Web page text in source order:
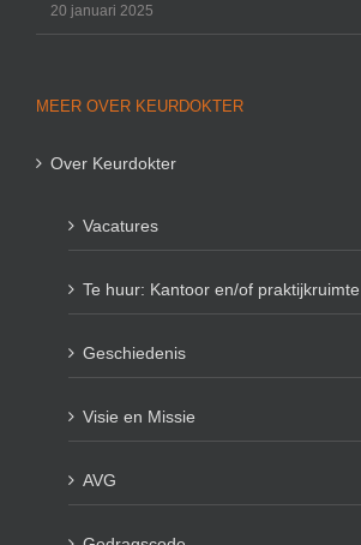
20 januari 2025
MEER OVER KEURDOKTER
Over Keurdokter
Vacatures
Te huur: Kantoor en/of praktijkruimte
Geschiedenis
Visie en Missie
AVG